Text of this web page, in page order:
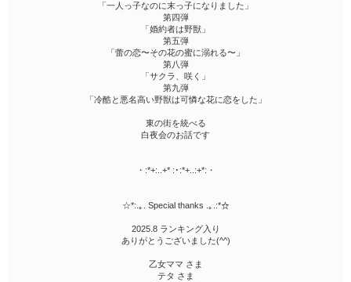
「一人っ子なのに末っ子になりました」
第四弾
「婚約者は野獣」
第五弾
「蕾の恋〜その花の蜜に溺れる〜」
第八弾
「サクラ、咲く」
第九弾
「冷酷と悪名高い野獣は可憐な花に恋をした」
東の街を統べる
白夜会のお話です
・:*+:..+* :･:*+..:+*:・
☆*:.｡. Special thanks .｡.:*☆
2025.8 ランキング入り
ありがとうございました(^^)
乙女ママ さま
テタ さま